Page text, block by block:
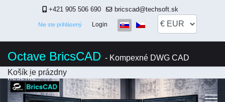
+421 905 506 690 bricscad@techsoft.sk
Nie ste prihlásený Login Vyberte váš jazyk
Octave BricsCAD - Kompexné DWG CAD
riešenie
Košík je prázdny